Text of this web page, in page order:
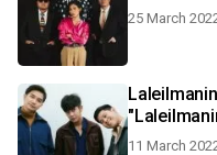
25 March
11 March